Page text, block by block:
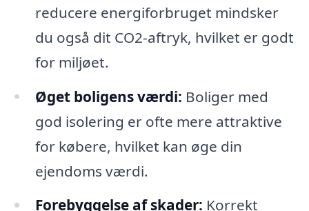
reducere energiforbruget mindsker
du også dit CO2-aftryk, hvilket er godt
for miljøet.
Øget boligens værdi: Boliger med
god isolering er ofte mere attraktive
for købere, hvilket kan øge din
ejendoms værdi.
Forebyggelse af skader: Korrekt